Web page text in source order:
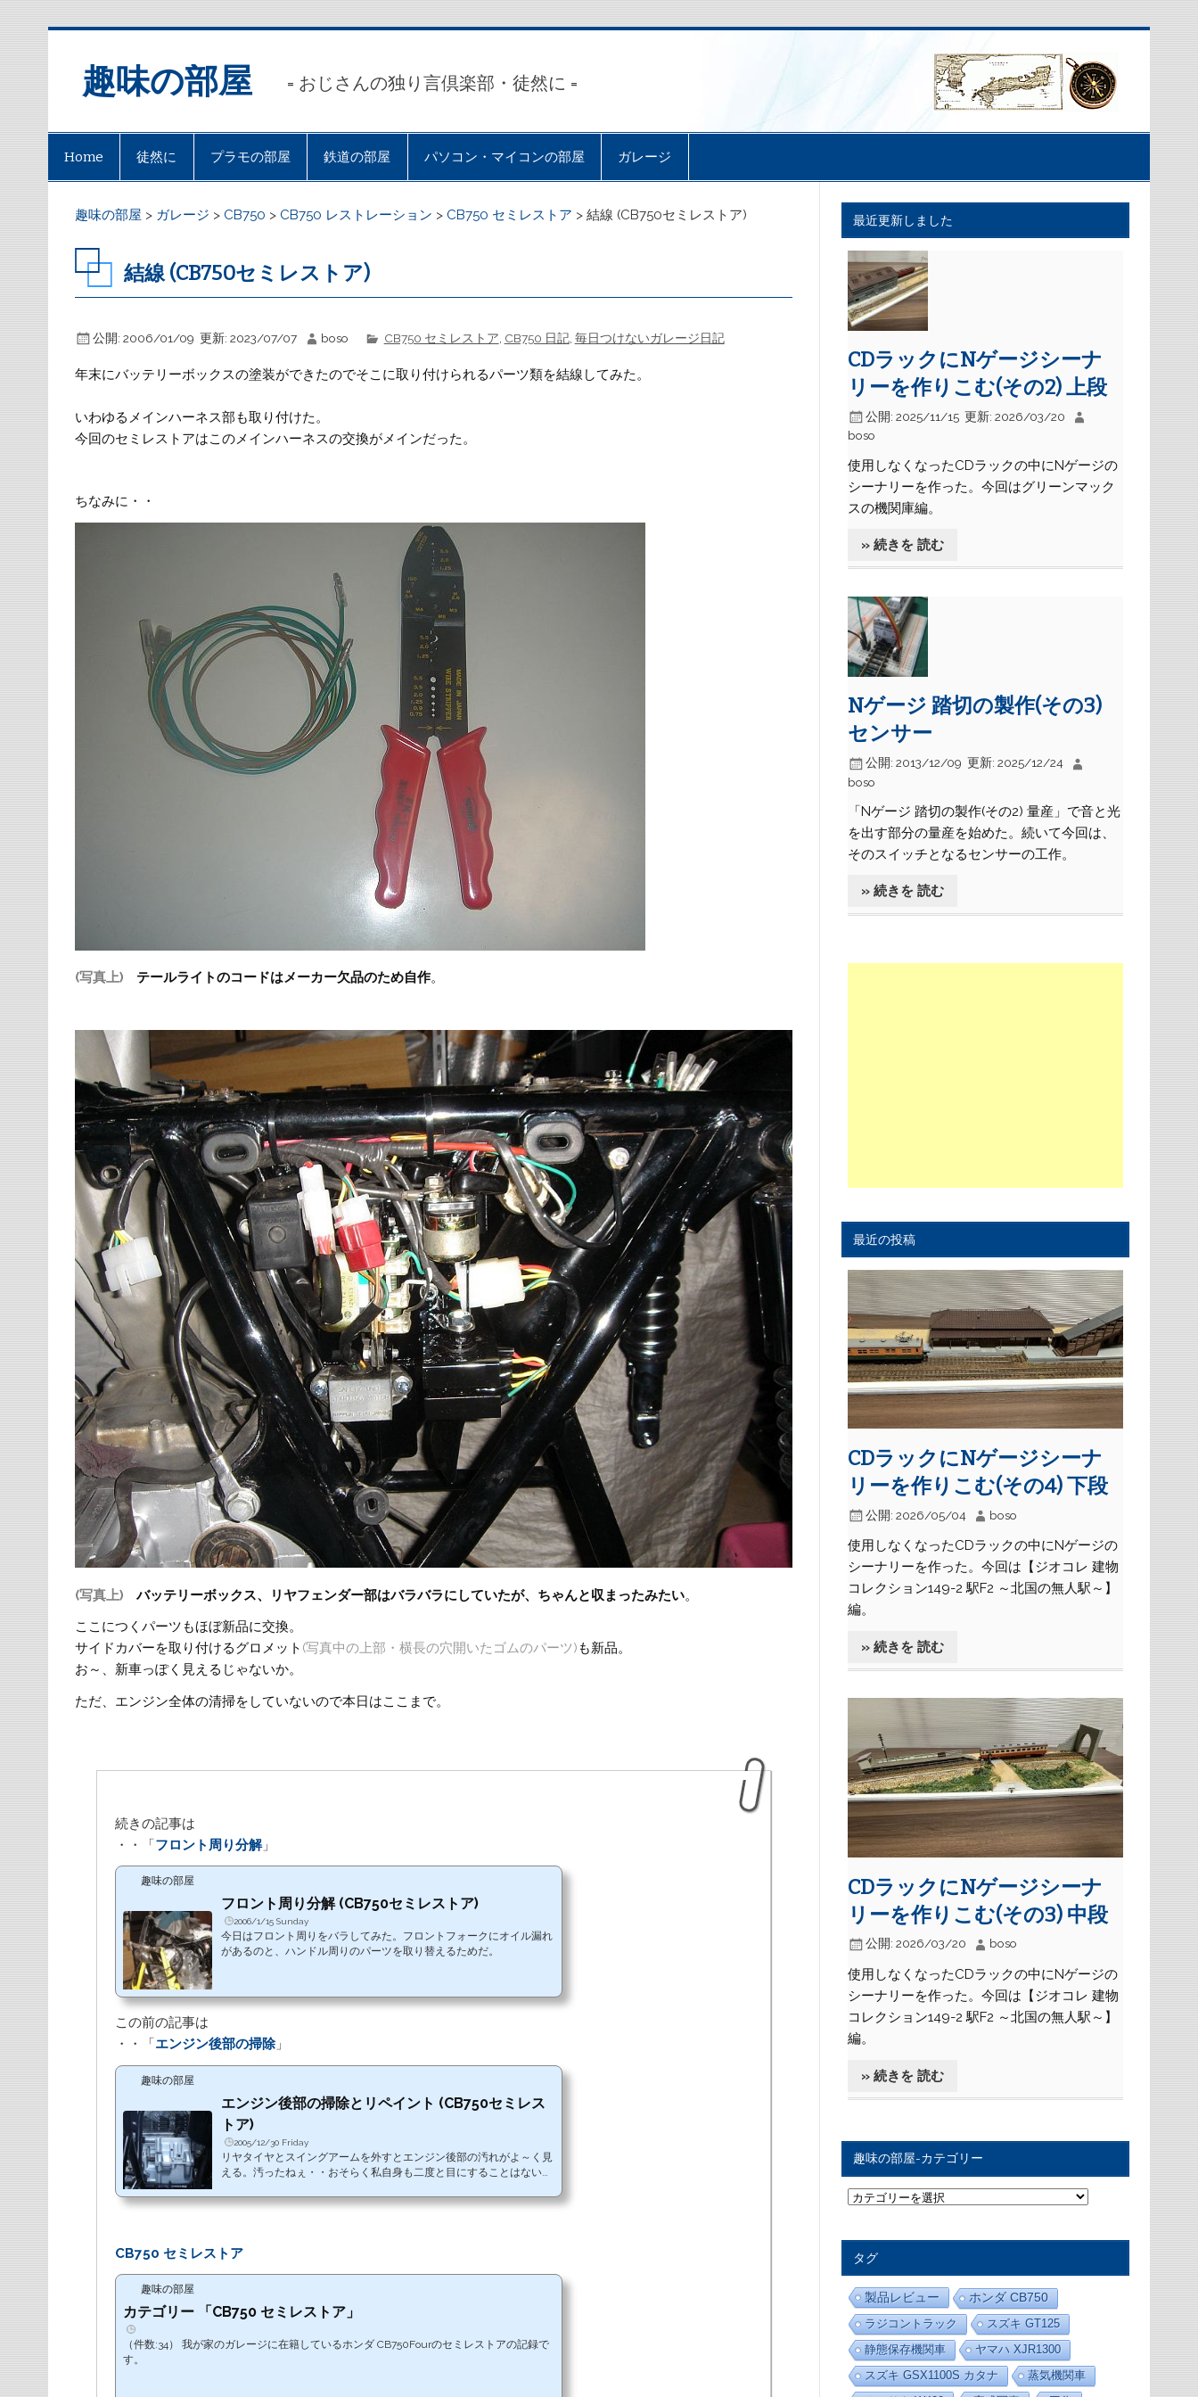
趣味の部屋 = おじさんの独り言倶楽部・徒然に =
Home 徒然に プラモの部屋 鉄道の部屋 パソコン・マイコンの部屋 ガレージ
趣味の部屋 > ガレージ > CB750 > CB750 レストレーション > CB750 セミレストア >結線 (CB750セミレストア)
結線 (CB750セミレストア)
公開: 2006/01/09 更新: 2023/07/07 boso CB750 セミレストア CB750 日記, 毎日つけないガレージ日記
年末にバッテリーボックスの塗装ができたのでそこに取り付けられるパーツ類を結線してみた。
いわゆるメインハーネス部も取り付けた。
今回のセミレストアはこのメインハーネスの交換がメインだった。
ちなみに・・
(写真上) テールライトのコードはメーカー欠品のため自作。
(写真上) バッテリーボックス、リヤフェンダー部はバラバラにしていたが、ちゃんと収まったみたい。
ここにつくパーツもほぼ新品に交換。
サイドカバーを取り付けるグロメット (写真中の上部・横長の穴開いたゴムのパーツ)も新品。
お～、新車っぽく見えるじゃないか。
ただ、エンジン全体の清掃をしていないので本日はここまで。
続きの記事は
・・「フロント周り分解」
趣味の部屋
フロント周り分解 (CB750セミレストア)
2006/1/15 Sunday
今日はフロント周りをバラしてみた。フロントフォークにオイル漏れ
があるのと、ハンドル周りのパーツを取り替えるためだ。
この前の記事は
・・「エンジン後部の掃除 」
趣味の部屋
エンジン後部の掃除とリペイント (CB750セミレス
トア)
2005/12/30 Friday
リヤタイヤとスイングアームを外すとエンジン後部の汚れがよ～く見
える。汚ったねぇ・・おそらく私自身も二度と目にすることはないだ
CB750 セミレストア
趣味の部屋
カテゴリー 「CB750 セミレストア」
（件数:34） 我が家のガレージに在籍しているホンダ CB750Fourのセミレストアの記録で
す。
最近更新しました
CDラックにNゲージシーナ
リーを作りこむ(その2) 上段
公開: 2025/11/15 更新: 2026/03/20
boso
使用しなくなったCDラックの中にNゲージの
シーナリーを作った。今回はグリーンマック
スの機関庫編。
» 続きを 読む
Nゲージ 踏切の製作(その3)
センサー
公開: 2013/12/09 更新: 2025/12/24
boso
「Nゲージ 踏切の製作(その2) 量産」で音と光
を出す部分の量産を始めた。続いて今回は、
そのスイッチとなるセンサーの工作。
» 続きを 読む
最近の投稿
CDラックにNゲージシーナ
リーを作りこむ(その4) 下段
公開: 2026/05/04 boso
使用しなくなったCDラックの中にNゲージの
シーナリーを作った。今回は【ジオコレ 建物
コレクション149-2 駅F2 ～北国の無人駅～】
編。
» 続きを 読む
CDラックにNゲージシーナ
リーを作りこむ(その3) 中段
公開: 2026/03/20 boso
使用しなくなったCDラックの中にNゲージの
シーナリーを作った。今回は【ジオコレ 建物
コレクション149-2 駅F2 ～北国の無人駅～】
編。
» 続きを 読む
趣味の部屋-カテゴリー
趣
味
カ
テ
ゴ
リ
ー
タグ
製品レビュー
ホンダ CB750
ラジコントラック
スズキ GT125
静態保存機関車
ヤマハ XJR1300
スズキ GSX1100S カタナ
蒸気機関車